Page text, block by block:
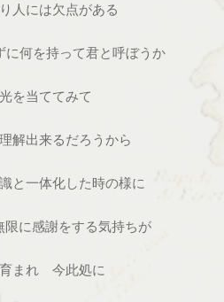
人には欠点がある
に何を持って君と呼ぼうか
を当ててみて
解出来るだろうから
と一体化した時の様に
限に感謝をする気持ちが
まれ 今此処に